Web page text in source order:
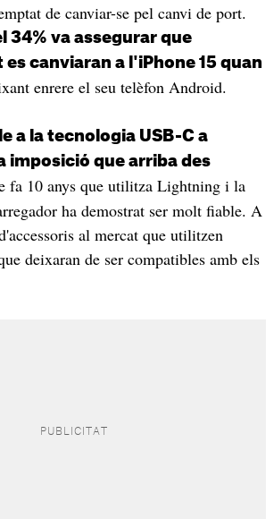
de canviar-se pel canvi de port.
34% va assegurar que
canviaran a l'iPhone 15 quan
enrere el seu telèfon Android.
a la tecnologia USB-C a
imposició que arriba des
fa 10 anys que utilitza Lightning i la
ha demostrat ser molt fiable. A
al mercat que utilitzen
deixaran de ser compatibles amb els